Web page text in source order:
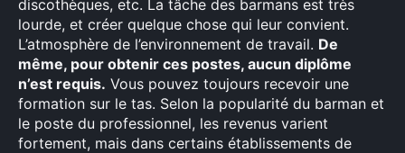
discothèques, etc. La tâche des barmans est très
lourde, et créer quelque chose qui leur convient.
L’atmosphère de l’environnement de travail. De
même, pour obtenir ces postes, aucun diplôme
n’est requis. Vous pouvez toujours recevoir une
formation sur le tas. Selon la popularité du barman et
le poste du professionnel, les revenus varient
fortement, mais dans certains établissements de